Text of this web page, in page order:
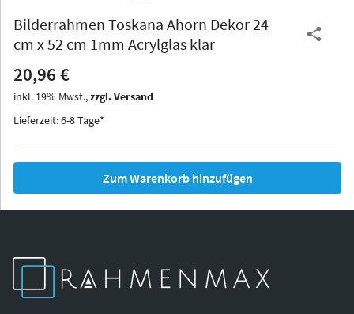
Iowa
Bilderrahmen Toskana Ahorn Dekor 24
cm x 52 cm 1mm Acrylglas klar
20,96 €
inkl. 19% Mwst.,zzgl. Versand
Lieferzeit: 6-8 Tage*
Zum Warenkorb hinzufügen